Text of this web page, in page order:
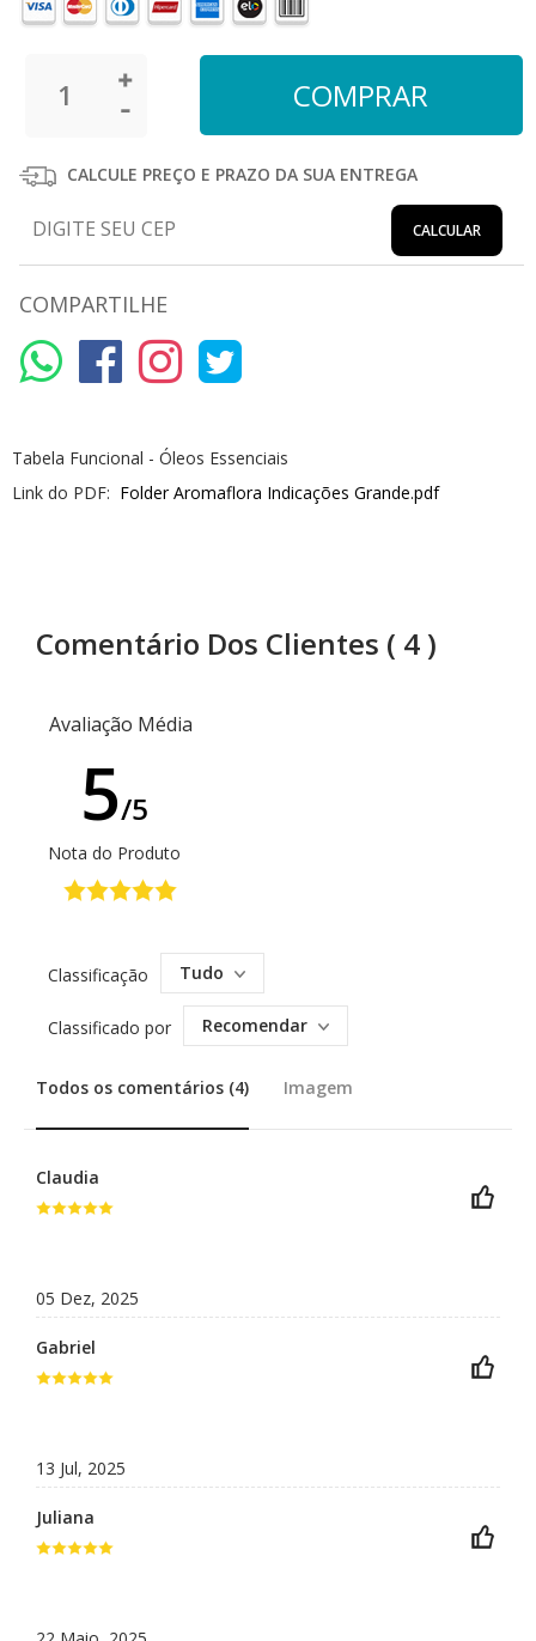
CALCULE PREÇO E PRAZO DA SUA ENTREGA
CALCULAR
COMPARTILHE
Tabela Funcional - Óleos Essenciais
Link do PDF: Folder Aromaflora Indicações Grande.pdf
Comentário Dos Clientes ( 4 )
Avaliação Média
5/5
Nota do Produto
Classificação Tudo
Classificado por Recomendar
Todos os comentários (4) Imagem
Claudia
05 Dez, 2025
Gabriel
13 Jul, 2025
Juliana